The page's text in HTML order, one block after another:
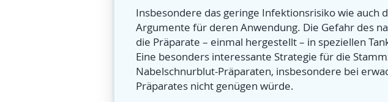
Insbesondere das geringe Infektionsrisiko wie auch
Argumente für deren Anwendung. Die Gefahr des
die Präparate – einmal hergestellt – in speziellen
Eine besonders interessante Strategie für die
Nabelschnurblut-Präparaten, insbesondere bei
Präparates nicht genügen würde.